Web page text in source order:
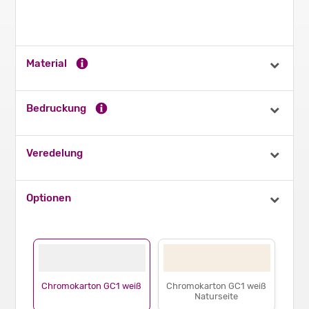
Chromokarton GC1 weiß
Chromokarton GC1 weiß
Naturseite
Material
Bedruckung
Veredelung
Optionen